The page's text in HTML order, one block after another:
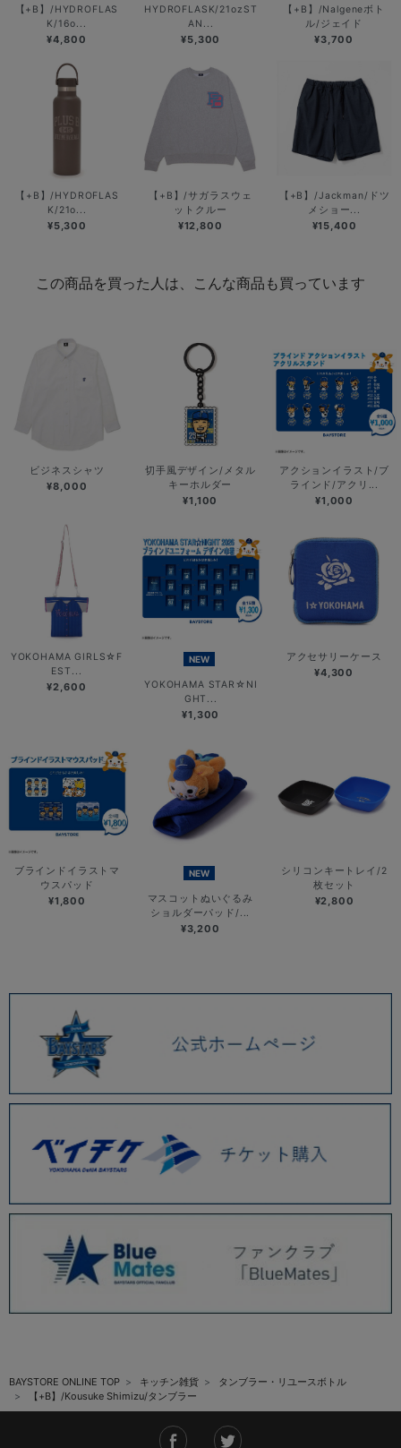
【+B】/HYDROFLAS
K/16o...
¥4,800
HYDROFLASK/21ozST
AN...
¥5,300
【+B】/Nalgeneボト
ル/ジェイド
¥3,700
【+B】/HYDROFLAS
K/21o...
¥5,300
【+B】/サガラスウェ
ットクルー
¥12,800
【+B】/Jackman/ドツ
メショー...
¥15,400
この商品を買った人は、こんな商品も買っています
ビジネスシャツ
¥8,000
切手風デザイン/メタル
キーホルダー
¥1,100
アクションイラスト/ブ
ラインド/アクリ...
¥1,000
YOKOHAMA GIRLS☆F
EST...
¥2,600
NEW
YOKOHAMA STAR☆NI
GHT...
¥1,300
アクセサリーケース
¥4,300
ブラインドイラストマ
ウスパッド
¥1,800
NEW
マスコットぬいぐるみ
ショルダーパッド/...
¥3,200
シリコンキートレイ/2
枚セット
¥2,800
BAYSTORE ONLINE TOP キッチン雑貨
タンブラー・リユースボトル
【+B】/Kousuke Shimizu/タンブラー